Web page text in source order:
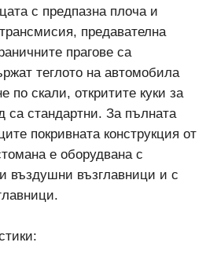
с предпазна плоча и
предавателна
прагове са
теглото на автомобила
по скали, откритите куки за
са стандартни. За пълната
покривната конструкция от
е оборудвана с
въздушни възглавници и с